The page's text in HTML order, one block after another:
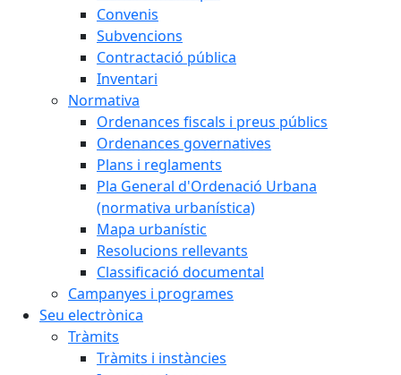
Convenis
Subvencions
Contractació pública
Inventari
Normativa
Ordenances fiscals i preus públics
Ordenances governatives
Plans i reglaments
Pla General d'Ordenació Urbana
(normativa urbanística)
Mapa urbanístic
Resolucions rellevants
Classificació documental
Campanyes i programes
Seu electrònica
Tràmits
Tràmits i instàncies